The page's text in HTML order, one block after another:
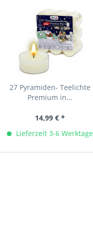
27 Pyramiden- Teelichte
Premium in...
14,99 € *
Lieferzeit 3-6 Werktage